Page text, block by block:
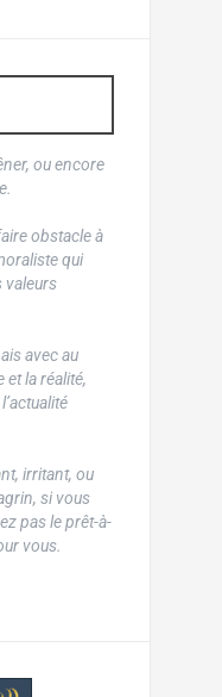
ou encore
obstacle à
qui
valeurs
avec au
la réalité,
irritant, ou
si vous
pas le prêt-à-
vous.